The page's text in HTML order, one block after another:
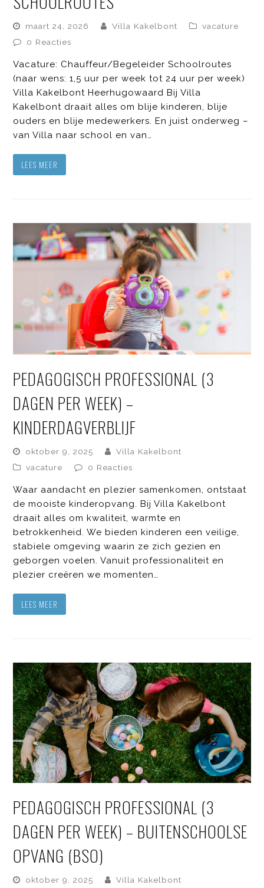
maart 24, 2026 Villa Kakelbont
vacature
0 Reacties
Vacature: Chauffeur/Begeleider Schoolroutes
(naar wens: 1,5 uur per week tot 24 uur per week)
Villa Kakelbont Heerhugowaard Bij Villa
Kakelbont draait alles om blije kinderen, blije
ouders en blije medewerkers. En juist onderweg –
van Villa naar school en van…
LEES MEER
PEDAGOGISCH PROFESSIONAL (3
DAGEN PER WEEK) –
KINDERDAGVERBLIJF
oktober 9, 2025
Villa Kakelbont
vacature
0 Reacties
Waar aandacht en plezier samenkomen, ontstaat
de mooiste kinderopvang. Bij Villa Kakelbont
draait alles om kwaliteit, warmte en
betrokkenheid. We bieden kinderen een veilige,
stabiele omgeving waarin ze zich gezien en
geborgen voelen. Vanuit professionaliteit en
plezier creëren we momenten…
LEES MEER
PEDAGOGISCH PROFESSIONAL (3
DAGEN PER WEEK) – BUITENSCHOOLSE
OPVANG (BSO)
oktober 9, 2025 Villa Kakelbont